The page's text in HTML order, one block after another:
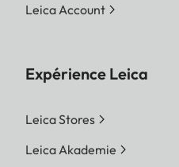
Leica Account
Expérience Leica
Leica Stores
Leica Akademie